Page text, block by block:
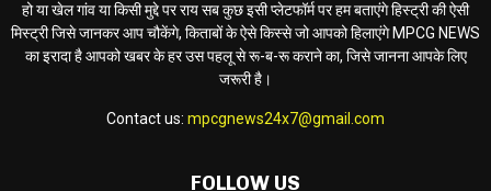
हो या खेल गांव या किसी मुद्दे पर राय सब कुछ इसी प्लेटफॉर्म पर हम बताएंगे हिस्ट्री की ऐसी
मिस्ट्री जिसे जानकर आप चौकेंगे, किताबों के ऐसे किस्से जो आपको हिलाएंगे MPCG NEWS
का इरादा है आपको खबर के हर उस पहलू से रू-ब-रू कराने का, जिसे जानना आपके लिए
जरूरी है।
Contact us: mpcgnews24x7@gmail.com
FOLLOW US